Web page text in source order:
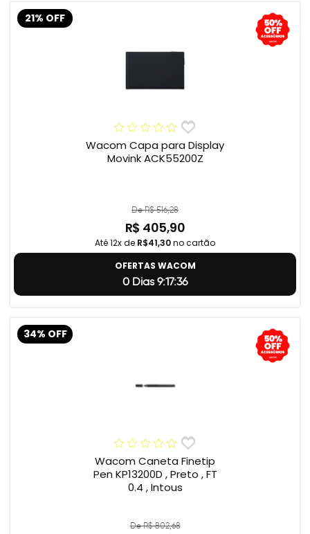
21% OFF
Wacom Capa para Display
Movink ACK55200Z
De R$ 516,28
R$ 405,90
Até 12x de R$41,30no cartão
OFERTAS WACOM
0 Dias 9:17:35
34% OFF
Wacom Caneta Finetip
Pen KP13200D , Preto , FT
0.4 , Intous
De R$ 802,68